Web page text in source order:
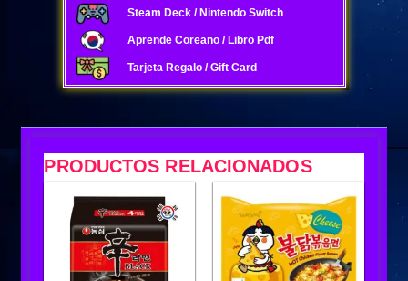
Steam Deck / Nintendo Switch
Aprende Coreano / Libro Pdf
Tarjeta Regalo / Gift Card
PRODUCTOS RELACIONADOS